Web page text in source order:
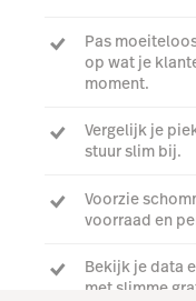
Pas
op wat je
moment.
Vergelijk je
stuur slim bij.
Voorzie
voorraad en
Bekijk je data
met slimme